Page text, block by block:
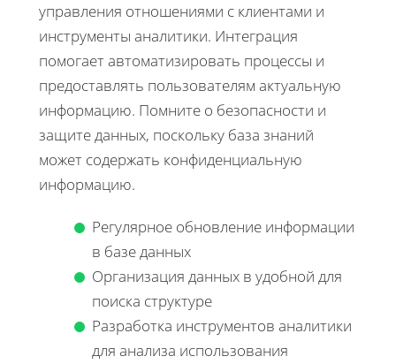
управления отношениями с клиентами и
инструменты аналитики. Интеграция
помогает автоматизировать процессы и
предоставлять пользователям актуальную
информацию. Помните о безопасности и
защите данных, поскольку база знаний
может содержать конфиденциальную
информацию.
Регулярное обновление информации
в базе данных
Организация данных в удобной для
поиска структуре
Разработка инструментов аналитики
для анализа использования